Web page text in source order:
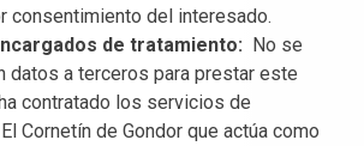
consentimiento del interesado.
de tratamiento: No se
datos a terceros para prestar este
contratado los servicios de
Cornetín de Gondor que actúa como